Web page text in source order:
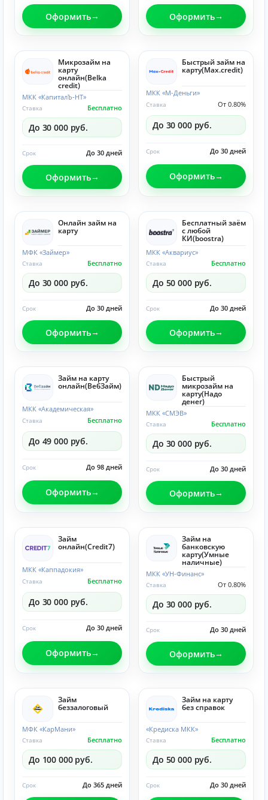
Оформить Оформить
Микрозайм на
карту
онлайн(Belka
credit)
МКК «КапиталЪ-НТ»
Бесплатно
Ставка
До 30 000 руб.
До 30 дней
Срок
Оформить
Быстрый займ на
карту(Max.credit)
МКК «М-Деньги»
От 0.80%
Ставка
До 30 000 руб.
До 30 дней
Срок
Оформить
Онлайн займ на
карту
МФК «Займер»
Бесплатно
Ставка
До 30 000 руб.
До 30 дней
Срок
Оформить
Бесплатный заём
с любой
КИ(boostra)
МКК «Аквариус»
Бесплатно
Ставка
До 50 000 руб.
До 30 дней
Срок
Оформить
Займ на карту
онлайн(ВебЗайм)
МКК «Академическая»
Бесплатно
Ставка
До 49 000 руб.
До 98 дней
Срок
Оформить
Быстрый
микрозайм на
карту(Надо
денег)
МКК «СМЭВ»
Бесплатно
Ставка
До 30 000 руб.
До 30 дней
Срок
Оформить
Займ
онлайн(Credit7)
МКК «Каппадокия»
Бесплатно
Ставка
До 30 000 руб.
До 30 дней
Срок
Оформить
Займ на
банковскую
карту(Умные
наличные)
МКК «УН-Финанс»
От 0.80%
Ставка
До 30 000 руб.
До 30 дней
Срок
Оформить
Займ
беззалоговый
МФК «КарМани»
Бесплатно
Ставка
До 100 000 руб.
До 365 дней
Срок
Займ на карту
без справок
«Кредиска МКК»
Бесплатно
Ставка
До 50 000 руб.
До 30 дней
Срок